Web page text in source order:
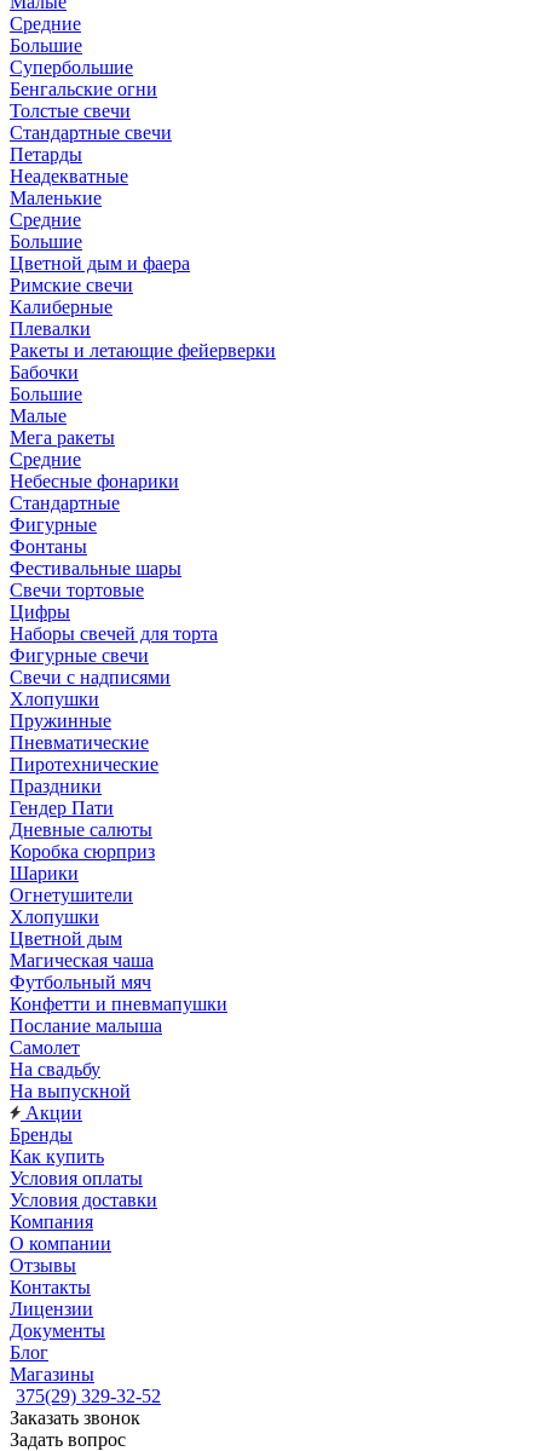
Средние
Большие
Супербольшие
Бенгальские огни
Толстые свечи
Стандартные свечи
Петарды
Неадекватные
Маленькие
Средние
Большие
Цветной дым и фаера
Римские свечи
Калиберные
Плевалки
Ракеты и летающие фейерверки
Бабочки
Большие
Малые
Мега ракеты
Средние
Небесные фонарики
Стандартные
Фигурные
Фонтаны
Фестивальные шары
Свечи тортовые
Цифры
Наборы свечей для торта
Фигурные свечи
Свечи с надписями
Хлопушки
Пружинные
Пневматические
Пиротехнические
Праздники
Гендер Пати
Дневные салюты
Коробка сюрприз
Шарики
Огнетушители
Хлопушки
Цветной дым
Магическая чаша
Футбольный мяч
Конфетти и пневмапушки
Послание малыша
Самолет
На свадьбу
На выпускной
Акции
Бренды
Как купить
Условия оплаты
Условия доставки
Компания
О компании
Отзывы
Контакты
Лицензии
Документы
Блог
Магазины
375(29) 329-32-52
Заказать звонок
Задать вопрос